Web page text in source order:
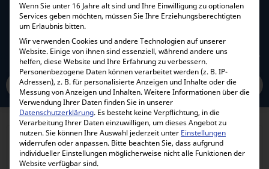
SET RJ45 UTP CAT5E CABLE 3M BLAU
Home Alle Produkte Zubehör Kabel Datenkabel
Netzwerkkabel
SET RJ45 UTP CAT5e Cable 3m blau
Wenn Sie unter 16 Jahre alt sind und Ihre Einwilligung zu optionalen
Services geben möchten, müssen Sie Ihre Erziehungsberechtigten
um Erlaubnis bitten.
Wir verwenden Cookies und andere Technologien auf unserer
Website. Einige von ihnen sind essenziell, während andere uns
helfen, diese Website und Ihre Erfahrung zu verbessern.
Personenbezogene Daten können verarbeitet werden (z. B. IP-
Adressen), z. B. für personalisierte Anzeigen und Inhalte oder die
Messung von Anzeigen und Inhalten.Weitere Informationen über die
Verwendung Ihrer Daten finden Sie in unserer
Datenschutzerklärung. Es besteht keine Verpflichtung, in die
Verarbeitung Ihrer Daten einzuwilligen, um dieses Angebot zu
nutzen.Sie können Ihre Auswahl jederzeit unter Einstellungen
widerrufen oder anpassen. Bitte beachten Sie, dass aufgrund
individueller Einstellungen möglicherweise nicht alle Funktionen der
Website verfügbar sind.